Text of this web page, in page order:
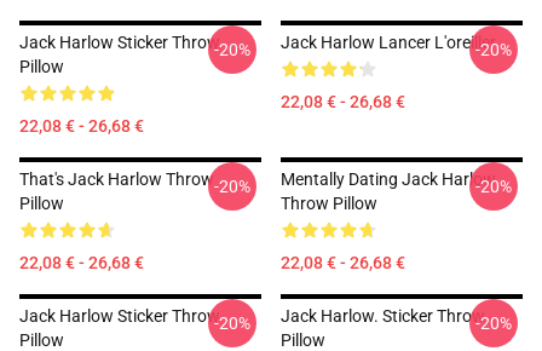
Jack Harlow Sticker Throw
Pillow
22,08 € - 26,68 €
-20% Jack Harlow Lancer L'oreiller
22,08 € - 26,68 €
-20%
That's Jack Harlow Throw
Pillow
22,08 € - 26,68 €
-20%
Mentally Dating Jack Harlow
Throw Pillow
22,08 € - 26,68 €
-20%
Jack Harlow Sticker Throw
Pillow
-20%
Jack Harlow. Sticker Throw
Pillow
-20%